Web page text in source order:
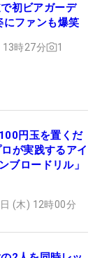
初ビアガーデ
にファンも爆笑
時27分 1
円玉を置くだ
が実践するアイ
ブロードリル」
(木) 12時00分